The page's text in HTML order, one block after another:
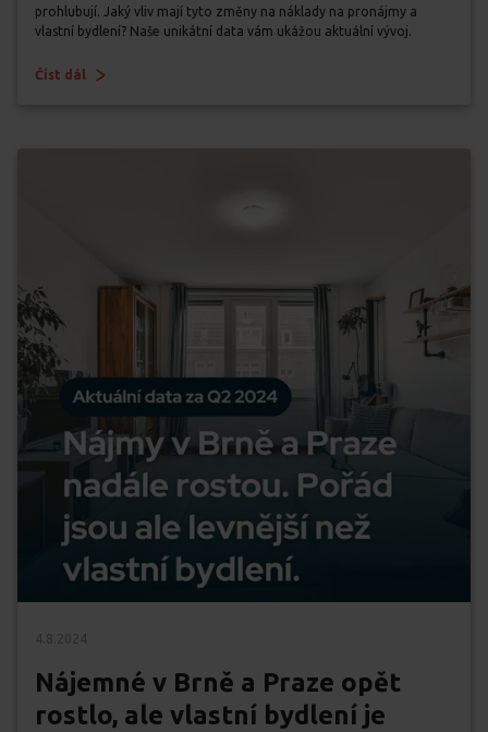
prohlubují. Jaký vliv mají tyto změny na náklady na pronájmy a
vlastní bydlení? Naše unikátní data vám ukážou aktuální vývoj.
Číst dál
4.8.2024
Nájemné v Brně a Praze opět
rostlo, ale vlastní bydlení je